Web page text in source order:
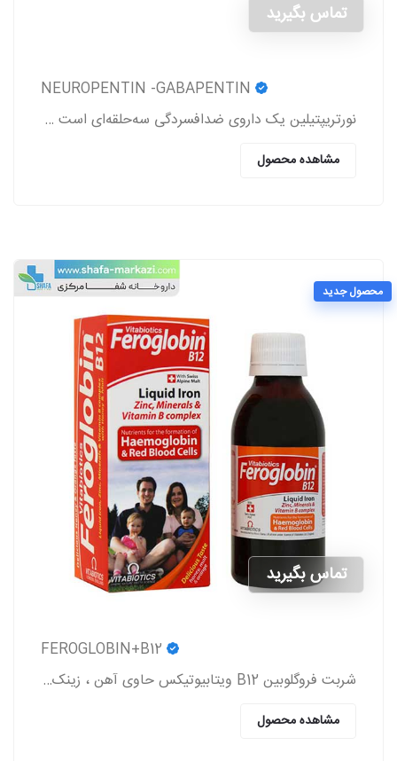
تماس بگیرید
نورتریپتیلین یک داروی ضدافسردگی سه‌حلقه‌ای است که برای درمان افسردگی، دردهای عصبی (نوروپاتی)، پیشگیری از میگرن و برخی اختلالات روانی دیگر تجویز می‌شود
مشاهده محصول
محصول جدید
تماس بگیرید
شربت فروگلوبین B12 ویتابیوتیکس حاوی آهن ، زینک ، ویتامین گروه b و ویتامین c که به پیشگیری و درمان کم خونی در بزرگسالان و کودکان کمک می کند.
مشاهده محصول